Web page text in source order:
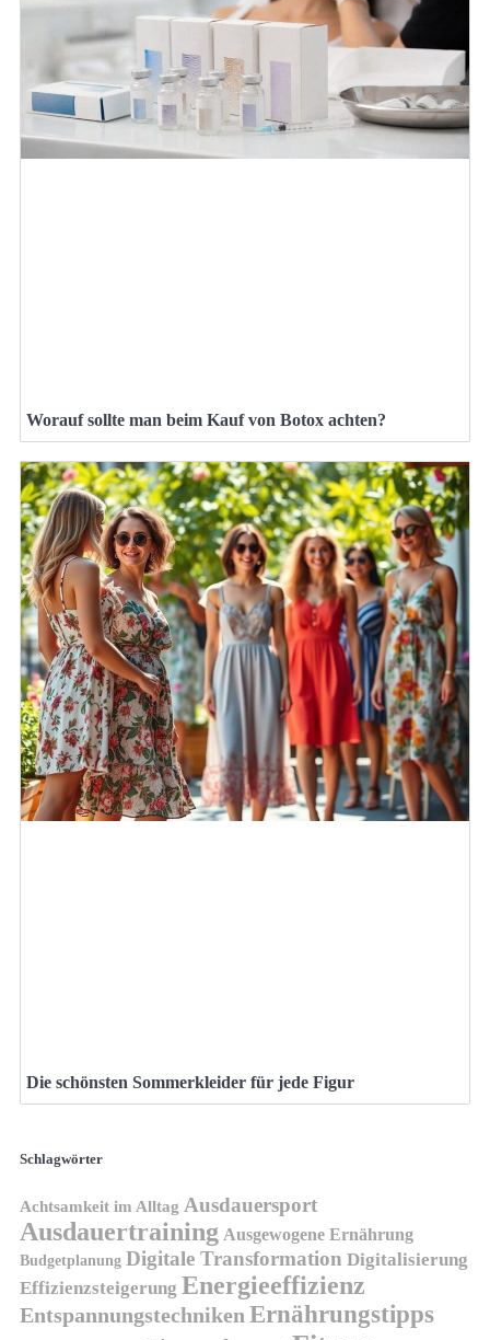
Worauf sollte man beim Kauf von Botox achten?
Die schönsten Sommerkleider für jede Figur
Schlagwörter
Achtsamkeit im Alltag Ausdauersport
Ausdauertraining Ausgewogene Ernährung
Budgetplanung Digitale Transformation Digitalisierung
Effizienzsteigerung Energieeffizienz
Entspannungstechniken Ernährungstipps